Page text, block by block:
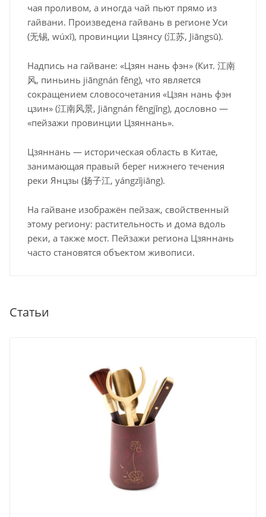
чая проливом, а иногда чай пьют прямо из
гайвани. Произведена гайвань в регионе Уси
(无锡, wúxī), провинции Цзянсу (江苏, Jiāngsū).
Надпись на гайване: «Цзян нань фэн» (Кит. 江南
风, пиньинь jiāngnán fēng), что является
сокращением словосочетания «Цзян нань фэн
цзин» (江南风景, Jiāngnán fēngjǐng), дословно —
«пейзажи провинции Цзяннань».
Цзяннань — историческая область в Китае,
занимающая правый берег нижнего течения
реки Янцзы (扬子江, yángzǐjiāng).
На гайване изображён пейзаж, свойственный
этому региону: растительность и дома вдоль
реки, а также мост. Пейзажи региона Цзяннань
часто становятся объектом живописи.
Статьи